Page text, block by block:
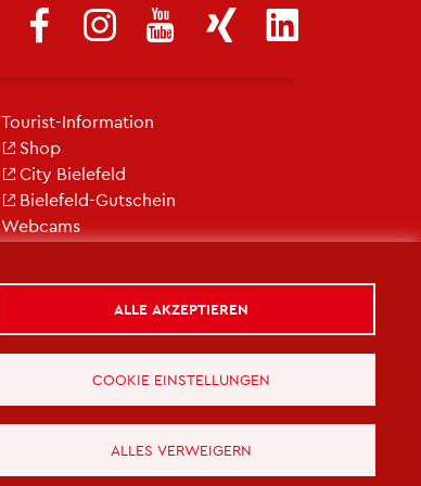
COOKIE EINSTELLUNGEN
ALLES VERWEIGERN
ALLE AKZEPTIEREN
Tou­rist-In­for­ma­ti­on
Shop
City Bie­le­feld
Bie­le­feld-Gut­schein
Web­cams